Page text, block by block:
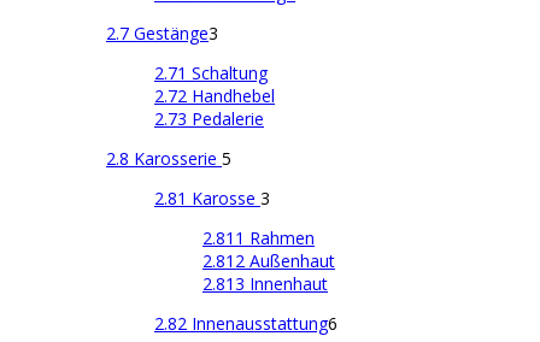
2.7 Gestänge3
2.71 Schaltung
2.72 Handhebel
2.73 Pedalerie
2.8 Karosserie 5
2.81 Karosse 3
2.811 Rahmen
2.812 Außenhaut
2.813 Innenhaut
2.82 Innenausstattung6